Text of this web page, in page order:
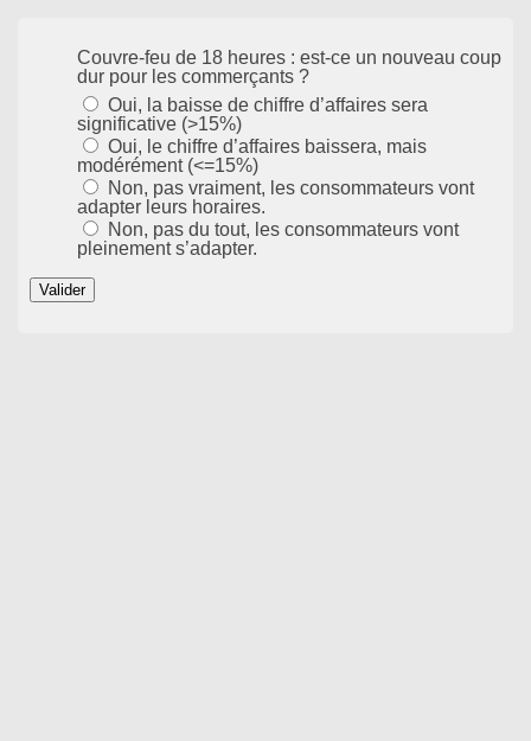
Couvre-feu de 18 heures : est-ce un nouveau coup
dur pour les commerçants ?
Oui, la baisse de chiffre d’affaires sera
significative (>15%)
Oui, le chiffre d’affaires baissera, mais
modérément (<=15%)
Non, pas vraiment, les consommateurs vont
adapter leurs horaires.
Non, pas du tout, les consommateurs vont
pleinement s’adapter.